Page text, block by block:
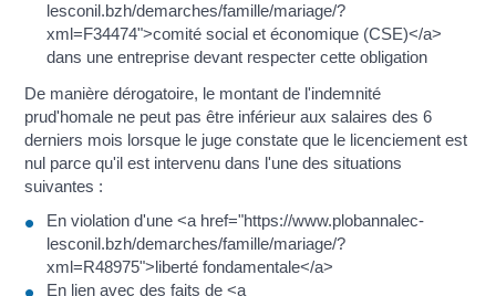
lesconil.bzh/demarches/famille/mariage/?
xml=F34474">comité social et économique (CSE)</a>
dans une entreprise devant respecter cette obligation
De manière dérogatoire, le montant de l'indemnité
prud'homale ne peut pas être inférieur aux salaires des 6
derniers mois lorsque le juge constate que le licenciement est
nul parce qu'il est intervenu dans l'une des situations
suivantes :
En violation d'une <a href="https://www.plobannalec-
lesconil.bzh/demarches/famille/mariage/?
xml=R48975">liberté fondamentale</a>
En lien avec des faits de <a